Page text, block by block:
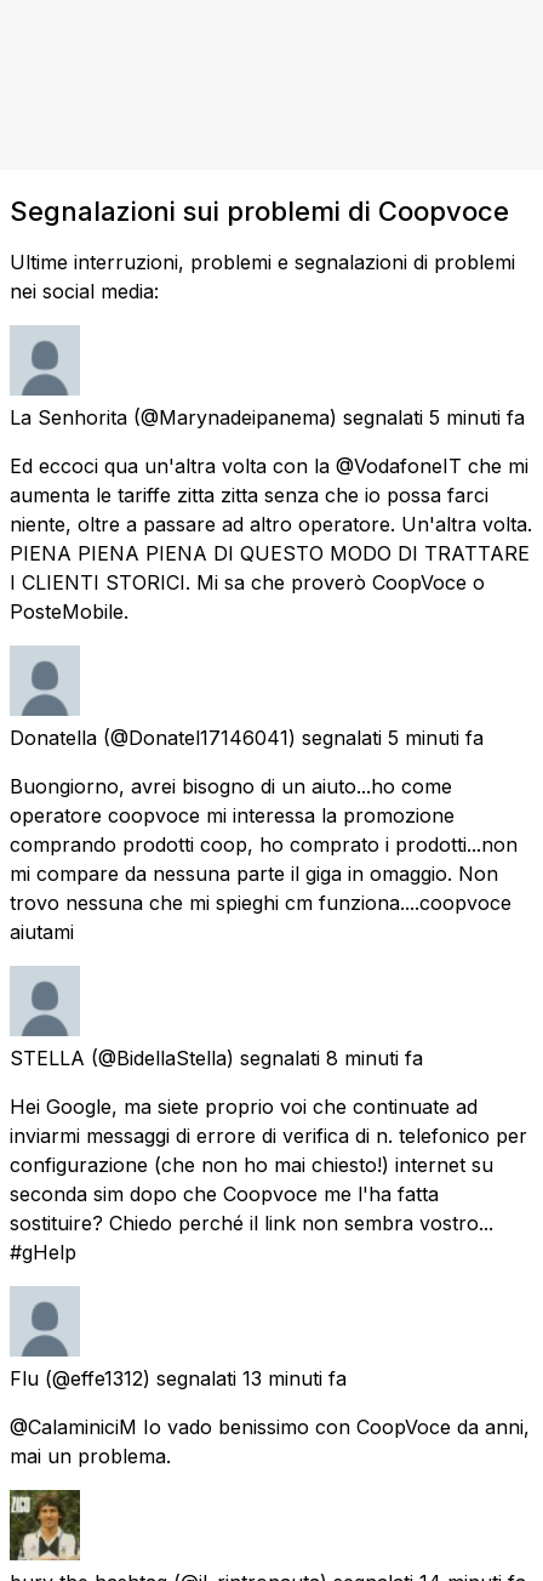
Segnalazioni sui problemi di Coopvoce
Ultime interruzioni, problemi e segnalazioni di problemi
nei social media:
La Senhorita (@Marynadeipanema) segnalati 5 minuti fa
Ed eccoci qua un'altra volta con la @VodafoneIT che mi
aumenta le tariffe zitta zitta senza che io possa farci
niente, oltre a passare ad altro operatore. Un'altra volta.
PIENA PIENA PIENA DI QUESTO MODO DI TRATTARE
I CLIENTI STORICI. Mi sa che proverò CoopVoce o
PosteMobile.
Donatella (@Donatel17146041) segnalati 5 minuti fa
Buongiorno, avrei bisogno di un aiuto...ho come
operatore coopvoce mi interessa la promozione
comprando prodotti coop, ho comprato i prodotti...non
mi compare da nessuna parte il giga in omaggio. Non
trovo nessuna che mi spieghi cm funziona....coopvoce
aiutami
STELLA (@BidellaStella) segnalati 8 minuti fa
Hei Google, ma siete proprio voi che continuate ad
inviarmi messaggi di errore di verifica di n. telefonico per
configurazione (che non ho mai chiesto!) internet su
seconda sim dopo che Coopvoce me l'ha fatta
sostituire? Chiedo perché il link non sembra vostro...
#gHelp
Flu (@effe1312) segnalati 13 minuti fa
@CalaminiciM Io vado benissimo con CoopVoce da anni,
mai un problema.